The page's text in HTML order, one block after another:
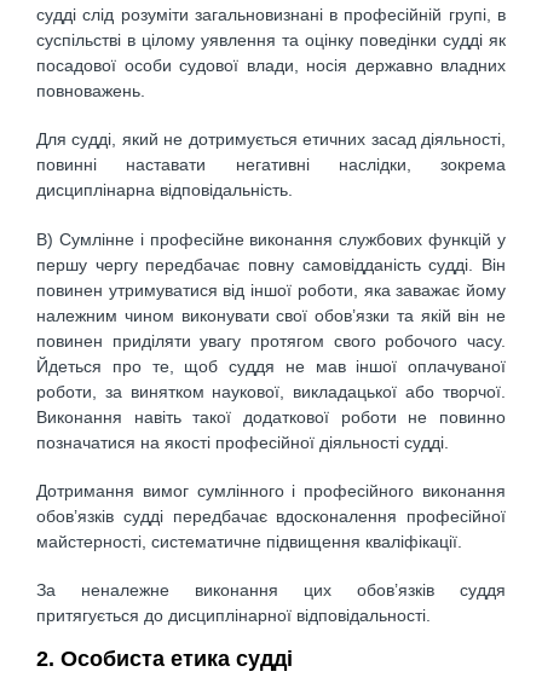
судді слід розуміти загальновизнані в професійній групі, в
суспільстві в цілому уявлення та оцінку поведінки судді як
посадової особи судової влади, носія державно владних
повноважень.
Для судді, який не дотримується етичних засад діяльності,
повинні наставати негативні наслідки, зокрема
дисциплінарна відповідальність.
В) Сумлінне і професійне виконання службових функцій у
першу чергу передбачає повну самовідданість судді. Він
повинен утримуватися від іншої роботи, яка заважає йому
належним чином виконувати свої обов’язки та якій він не
повинен приділяти увагу протягом свого робочого часу.
Йдеться про те, щоб суддя не мав іншої оплачуваної
роботи, за винятком наукової, викладацької або творчої.
Виконання навіть такої додаткової роботи не повинно
позначатися на якості професійної діяльності судді.
Дотримання вимог сумлінного і професійного виконання
обов’язків судді передбачає вдосконалення професійної
майстерності, систематичне підвищення кваліфікації.
За неналежне виконання цих обов’язків суддя
притягується до дисциплінарної відповідальності.
2. Особиста етика судді